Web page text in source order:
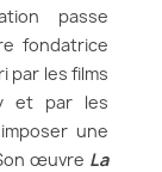
passe
fondatrice
par les films
et par les
une
œuvre La